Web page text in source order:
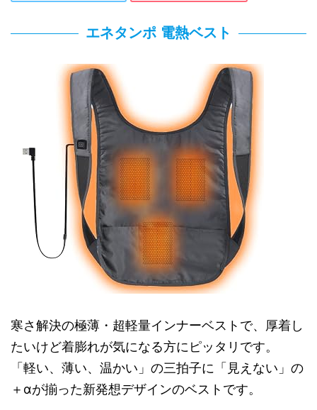
エネタンポ 電熱ベスト
寒さ解決の極薄・超軽量インナーベストで、厚着し
たいけど着膨れが気になる方にピッタリです。
「軽い、薄い、温かい」の三拍子に「見えない」の
＋αが揃った新発想デザインのベストです。